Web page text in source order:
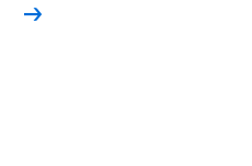
→